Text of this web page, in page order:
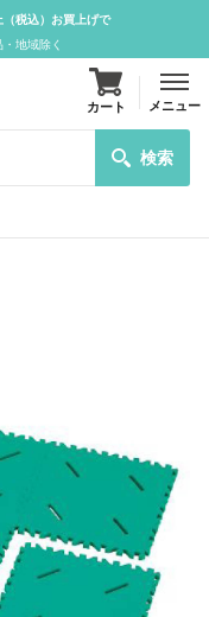
税込）お買上げで
地域除く
検索
カート メニュー